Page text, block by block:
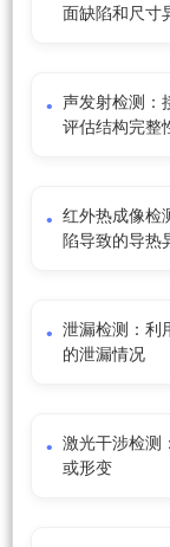
面缺陷和尺寸
声发射检测：
评估结构完整
红外热成像检
陷导致的导热
泄漏检测：利
的泄漏情况
激光干涉检测
或形变